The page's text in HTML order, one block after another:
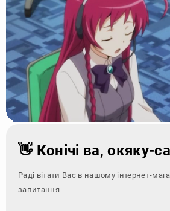
👋 Конічі ва, окяку-
Раді вітати Вас в нашому інтернет-
запитання - зверніться з